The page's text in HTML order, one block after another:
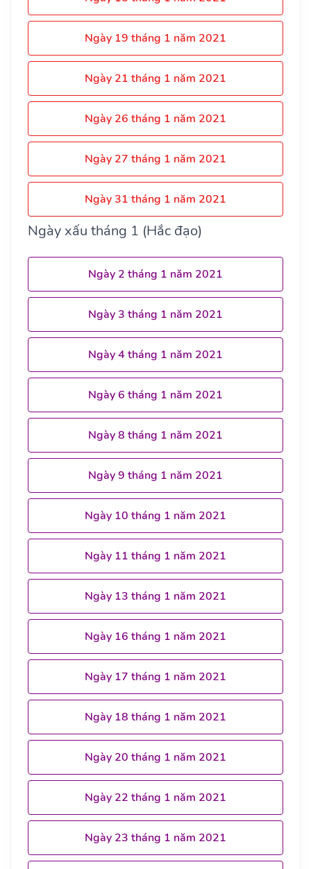
Ngày 19 tháng 1 năm 2021
Ngày 21 tháng 1 năm 2021
Ngày 26 tháng 1 năm 2021
Ngày 27 tháng 1 năm 2021
Ngày 31 tháng 1 năm 2021
Ngày xấu tháng 1 (Hắc đạo)
Ngày 2 tháng 1 năm 2021
Ngày 3 tháng 1 năm 2021
Ngày 4 tháng 1 năm 2021
Ngày 6 tháng 1 năm 2021
Ngày 8 tháng 1 năm 2021
Ngày 9 tháng 1 năm 2021
Ngày 10 tháng 1 năm 2021
Ngày 11 tháng 1 năm 2021
Ngày 13 tháng 1 năm 2021
Ngày 16 tháng 1 năm 2021
Ngày 17 tháng 1 năm 2021
Ngày 18 tháng 1 năm 2021
Ngày 20 tháng 1 năm 2021
Ngày 22 tháng 1 năm 2021
Ngày 23 tháng 1 năm 2021